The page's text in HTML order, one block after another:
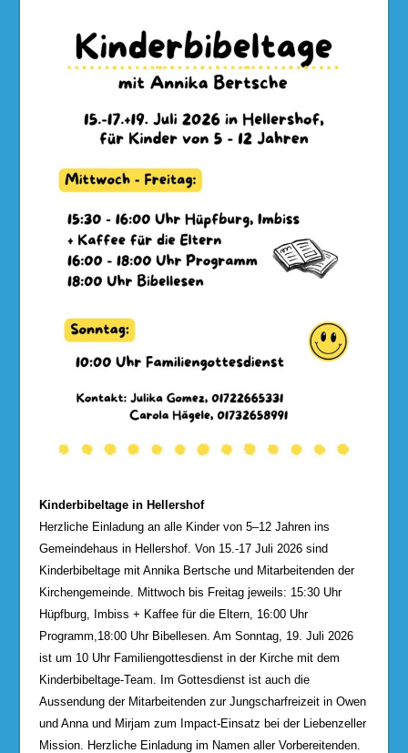
Kinderbibeltage in Hellershof
Herzliche Einladung an alle Kinder von 5–12 Jahren ins
Gemeindehaus in Hellershof. Von 15.-17 Juli 2026 sind
Kinderbibeltage mit Annika Bertsche und Mitarbeitenden der
Kirchengemeinde. Mittwoch bis Freitag jeweils: 15:30 Uhr
Hüpfburg, Imbiss + Kaffee für die Eltern, 16:00 Uhr
Programm,18:00 Uhr Bibellesen. Am Sonntag, 19. Juli 2026
ist um 10 Uhr Familiengottesdienst in der Kirche mit dem
Kinderbibeltage-Team. Im Gottesdienst ist auch die
Aussendung der Mitarbeitenden zur Jungscharfreizeit in Owen
und Anna und Mirjam zum Impact-Einsatz bei der Liebenzeller
Mission. Herzliche Einladung im Namen aller Vorbereitenden.